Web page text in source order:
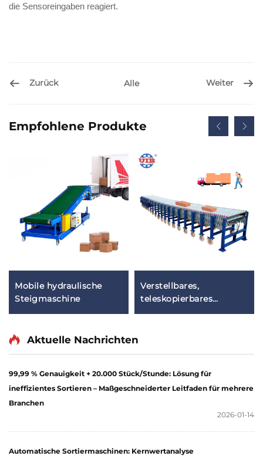
die Sensoreingaben reagiert.
Zurück Alle Weiter
Empfohlene Produkte
Mobile hydraulische
Steigmaschine
Verstellbares,
teleskopierbares
manuelles Rollenbahn-
Aktuelle Nachrichten
99,99 % Genauigkeit + 20.000 Stück/Stunde: Lösung für
ineffizientes Sortieren – Maßgeschneiderter Leitfaden für mehrere
Branchen
2026-01-14
Automatische Sortiermaschinen: Kernwertanalyse